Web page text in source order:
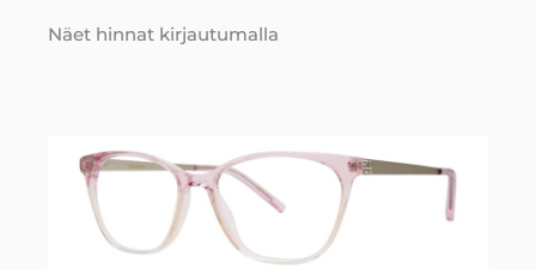
Näet hinnat kirjautumalla